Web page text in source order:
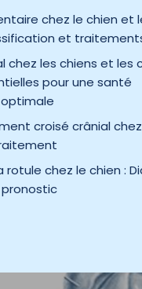
chez le chien et
et
chez les chiens et les
pour une santé
croisé crânial
rotule chez le chien :